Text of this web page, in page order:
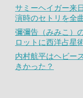
サミーヘイガー来
演時のセトリを全
彌彌告（みみこ）
ロットに西洋占星
内村航平はヘビー
きかった？